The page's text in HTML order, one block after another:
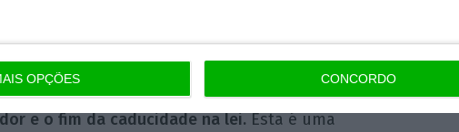
OPÇÕES CONCORDO
ao trabalhador”.
a contratação coletiva exige a reposição do
do tratamento mais favorável ao
e o fim da caducidade na lei.Esta é uma